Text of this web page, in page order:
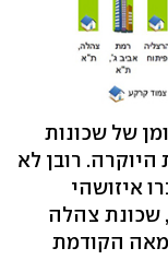
של שכונות
היוקרה. רובן לא
איזושהי
שכונת צהלה
בשנות ה-50 של המאה הקודמת